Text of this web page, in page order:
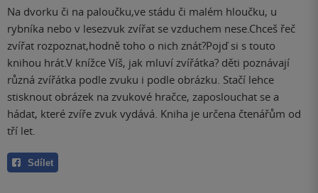
Na dvorku či na paloučku,ve stádu či malém hloučku, u
rybníka nebo v lesezvuk zvířat se vzduchem nese.Chceš řeč
zvířat rozpoznat,hodně toho o nich znát?Pojď si s touto
knihou hrát.V knížce Víš, jak mluví zvířátka? děti poznávají
různá zvířátka podle zvuku i podle obrázku. Stačí lehce
stisknout obrázek na zvukové hračce, zaposlouchat se a
hádat, které zvíře zvuk vydává. Kniha je určena čtenářům od
tří let.
Sdílet